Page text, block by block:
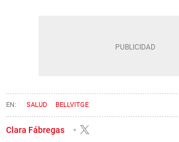
SALUD BELLVITGE
Clara Fábregas